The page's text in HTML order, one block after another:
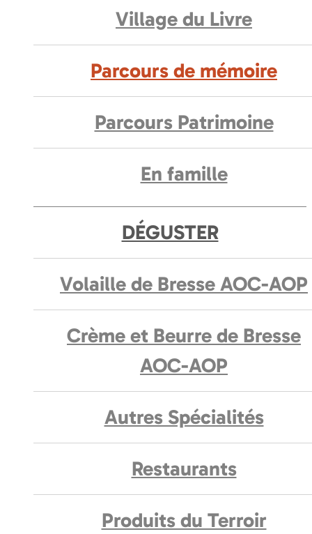
Village du Livre
Parcours de mémoire
Parcours Patrimoine
En famille
DÉGUSTER
Volaille de Bresse AOC-AOP
Crème et Beurre de Bresse
AOC-AOP
Autres Spécialités
Restaurants
Produits du Terroir